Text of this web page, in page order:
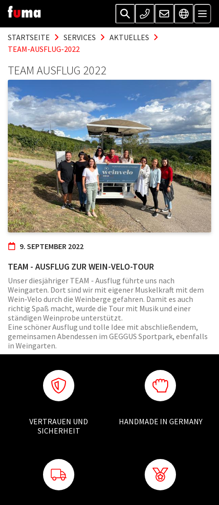
STARTSEITE SERVICES
AKTUELLES
TEAM-AUSFLUG-2022
TEAM AUSFLUG 2022
9. SEPTEMBER 2022
TEAM - AUSFLUG ZUR WEIN-VELO-TOUR
Unser diesjähriger TEAM - Ausflug führte uns nach
Weingarten. Dort sind wir mit eigener Muskelkraft mit dem
Wein-Velo durch die Weinberge gefahren. Damit es auch
richtig Spaß macht, wurde die Tour mit Musik und einer
ständigen Weinprobe unterstützt.
Eine schöner Ausflug und tolle Idee mit abschließendem,
gemeinsamen Abendessen im GEGGUS Sportpark, ebenfalls
in Weingarten.
VERTRAUEN UND
SICHERHEIT
HANDMADE IN GERMANY